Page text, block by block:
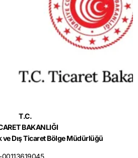
T.C.
BAKANLIĞI
Dış Ticaret Bölge Müdürlüğü